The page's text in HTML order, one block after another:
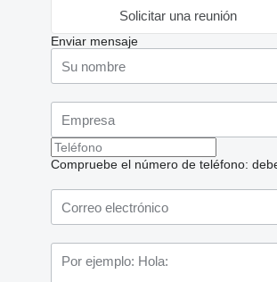
Solicitar una reunión
Enviar mensaje
Compruebe el número de teléfono: